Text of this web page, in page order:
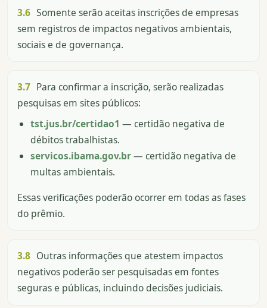
3.6 Somente serão aceitas inscrições de empresas
sem registros de impactos negativos ambientais,
sociais e de governança.
3.7 Para confirmar a inscrição, serão realizadas
pesquisas em sites públicos:
tst.jus.br/certidao1 — certidão negativa de
débitos trabalhistas.
servicos.ibama.gov.br— certidão negativa de
multas ambientais.
Essas verificações poderão ocorrer em todas as fases
do prêmio.
3.8 Outras informações que atestem impactos
negativos poderão ser pesquisadas em fontes
seguras e públicas, incluindo decisões judiciais.